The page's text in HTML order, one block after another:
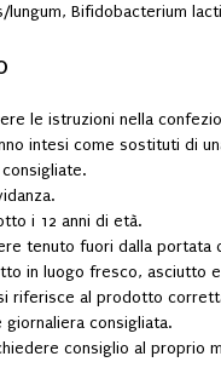
lungum, Bifidobacterium
le istruzioni nella
intesi come sostituti di
i 12 anni di età.
tenuto fuori dalla portata
in luogo fresco, asciutto
riferisce al prodotto
giornaliera consigliata.
consiglio al proprio